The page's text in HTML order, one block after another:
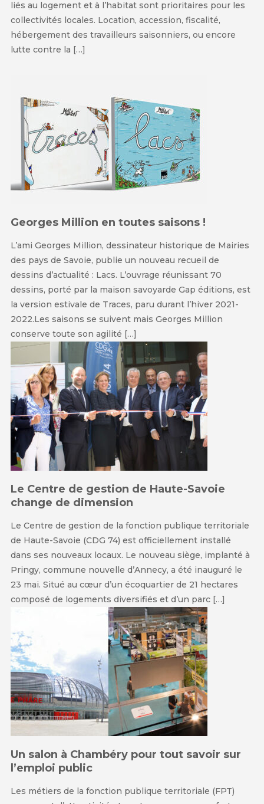
liés au logement et à l’habitat sont prioritaires pour les
collectivités locales. Location, accession, fiscalité,
hébergement des travailleurs saisonniers, ou encore
lutte contre la […]
Georges Million en toutes saisons !
L’ami Georges Million, dessinateur historique de Mairies
des pays de Savoie, publie un nouveau recueil de
dessins d’actualité : Lacs. L’ouvrage réunissant 70
dessins, porté par la maison savoyarde Gap éditions, est
la version estivale de Traces, paru durant l’hiver 2021-
2022.Les saisons se suivent mais Georges Million
conserve toute son agilité […]
Le Centre de gestion de Haute-Savoie
change de dimension
Le Centre de gestion de la fonction publique territoriale
de Haute-Savoie (CDG 74) est officiellement installé
dans ses nouveaux locaux. Le nouveau siège, implanté à
Pringy, commune nouvelle d’Annecy, a été inauguré le
23 mai. Situé au cœur d’un écoquartier de 21 hectares
composé de logements diversifiés et d’un parc […]
Un salon à Chambéry pour tout savoir sur
l’emploi public
Les métiers de la fonction publique territoriale (FPT)